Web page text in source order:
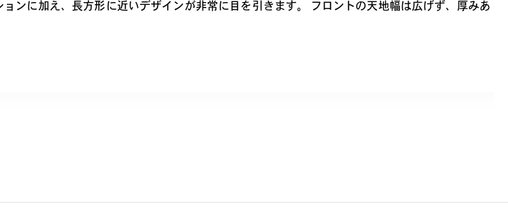
ンに加え、長方形に近いデザインが非常に目を引きます。 フロントの天地幅は広げず、厚みあ
覧へ